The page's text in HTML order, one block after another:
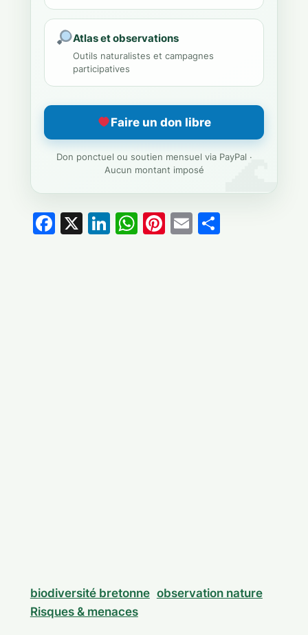
Atlas et observations
Outils naturalistes et campagnes
participatives
Faire un don libre
Don ponctuel ou soutien mensuel via PayPal ·
Aucun montant imposé
Facebook
X LinkedIn
WhatsApp
Pinterest
Email
biodiversité bretonne observation nature
Risques & menaces